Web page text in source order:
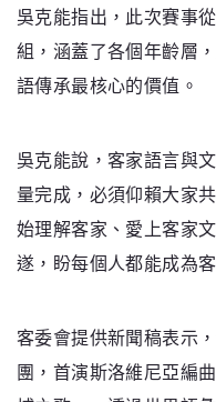
吳克能指出，此次賽事
組，涵蓋了各個年齡層
語傳承最核心的價值。
吳克能說，客家語言與
量完成，必須仰賴大家
始理解客家、愛上客家
遂，盼每個人都能成為
客委會提供新聞稿表示
團，首演斯洛維尼亞編